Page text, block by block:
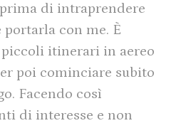
di intraprendere
portarla con me. È
itinerari in aereo
poi cominciare subito
Facendo così
di interesse e non